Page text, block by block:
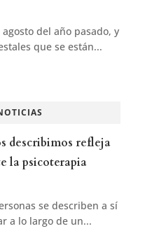
del año pasado, y
que se están...
describimos refleja
la psicoterapia
se describen a sí
a lo largo de un...